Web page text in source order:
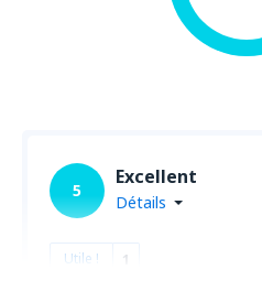
5
Excellent
Détails
Utile ! 1